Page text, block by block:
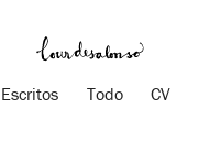
Escritos Todo CV